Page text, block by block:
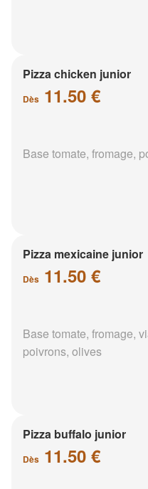
Pizza chicken junior
Dès 11.50 €
Base tomate, fromage,
Pizza mexicaine junior
Dès 11.50 €
Base tomate, fromage,
poivrons, olives
Pizza buffalo junior
Dès 11.50 €